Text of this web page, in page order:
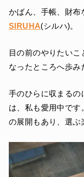
かばん、手帳、財布
SIRUHA(シルハ)。
目の前のやりたい
なったところへ歩み
手のひらに収まるの
は、私も愛用中で
の展開もあり、選ぶ